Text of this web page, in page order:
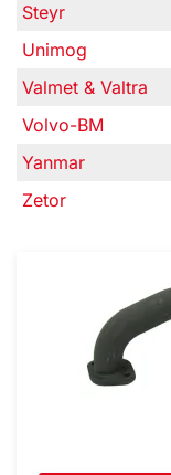
Steyr
Unimog
Valmet & Valtra
Volvo-BM
Yanmar
Zetor